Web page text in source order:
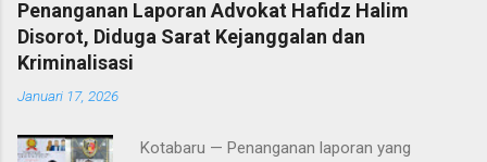
Penanganan Laporan Advokat Hafidz Halim
Disorot, Diduga Sarat Kejanggalan dan
Kriminalisasi
Januari 17, 2026
Kotabaru — Penanganan laporan yang